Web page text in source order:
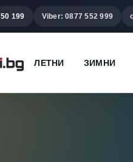
199 Viber: 0877 552 999
ЛЕТНИ ЗИМНИ